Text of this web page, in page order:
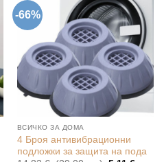
-66%
ВСИЧКО ЗА ДОМА
4 Броя антивибрационни
подложки за защита на пода